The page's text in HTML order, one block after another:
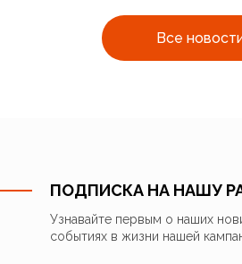
Все
ПОДПИСКА НА НАШУ
Узнавайте первым о наших
событиях в жизни нашей